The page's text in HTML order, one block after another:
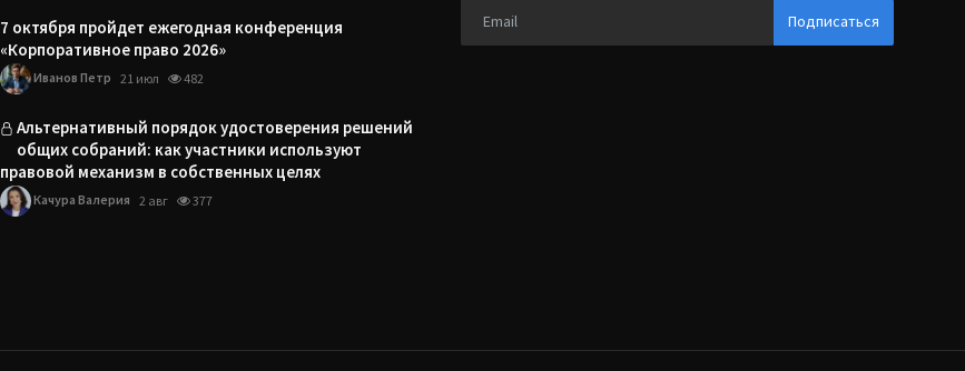
7 октября пройдет ежегодная конференция
«Корпоративное право 2026»
Иванов Петр 21 июл 482
Альтернативный порядок удостоверения решений
общих собраний: как участники используют
правовой механизм в собственных целях
Качура Валерия 2 авг 377
Подписаться